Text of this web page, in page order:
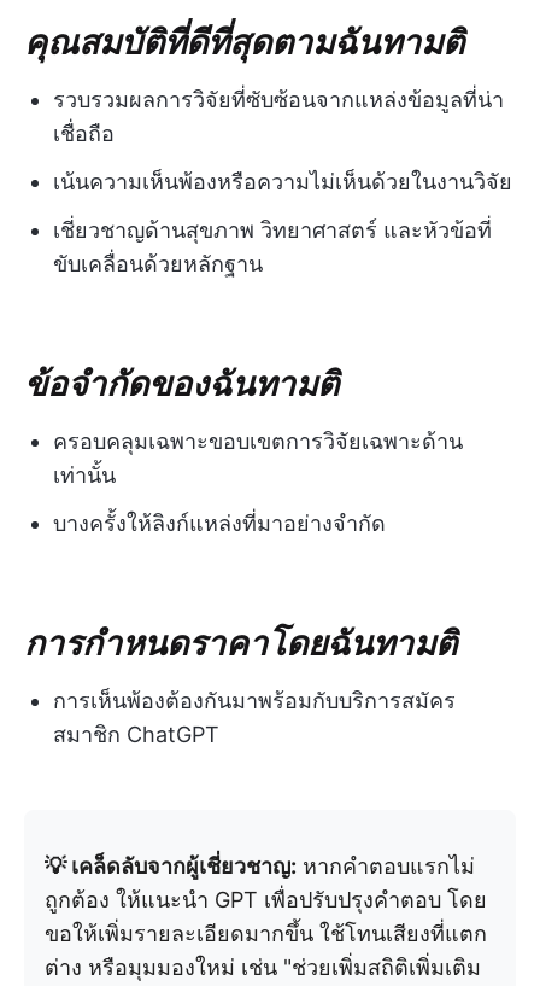
คุณสมบัติที่ดีที่สุดตามฉันทามติ
รวบรวมผลการวิจัยที่ซับซ้อนจากแหล่งข้อมูลที่น่า
เชื่อถือ
เน้นความเห็นพ้องหรือความไม่เห็นด้วยในงานวิจัย
เชี่ยวชาญด้านสุขภาพ วิทยาศาสตร์ และหัวข้อที่
ขับเคลื่อนด้วยหลักฐาน
ข้อจำกัดของฉันทามติ
ครอบคลุมเฉพาะขอบเขตการวิจัยเฉพาะด้าน
เท่านั้น
บางครั้งให้ลิงก์แหล่งที่มาอย่างจำกัด
การกำหนดราคาโดยฉันทามติ
การเห็นพ้องต้องกันมาพร้อมกับบริการสมัคร
สมาชิก ChatGPT
💡 เคล็ดลับจากผู้เชี่ยวชาญ: หากคำตอบแรกไม่
ถูกต้อง ให้แนะนำ GPT เพื่อปรับปรุงคำตอบ โดย
ขอให้เพิ่มรายละเอียดมากขึ้น ใช้โทนเสียงที่แตก
ต่าง หรือมุมมองใหม่ เช่น "ช่วยเพิ่มสถิติเพิ่มเติม